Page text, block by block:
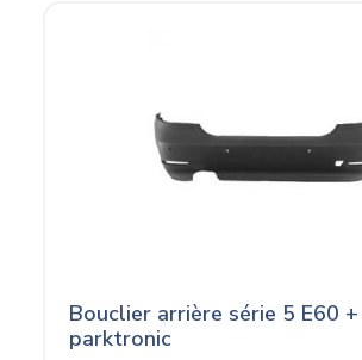
Bouclier arrière série 5 E60 +
parktronic